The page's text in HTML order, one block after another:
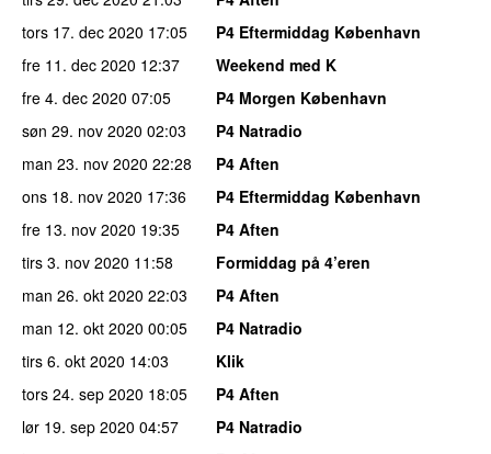
tors 17. dec 2020 17:05
P4 Eftermiddag København
fre 11. dec 2020 12:37
Weekend med K
fre 4. dec 2020 07:05
P4 Morgen København
søn 29. nov 2020 02:03
P4 Natradio
man 23. nov 2020 22:28
P4 Aften
ons 18. nov 2020 17:36
P4 Eftermiddag København
fre 13. nov 2020 19:35
P4 Aften
tirs 3. nov 2020 11:58
Formiddag på 4’eren
man 26. okt 2020 22:03
P4 Aften
man 12. okt 2020 00:05
P4 Natradio
tirs 6. okt 2020 14:03
Klik
tors 24. sep 2020 18:05
P4 Aften
lør 19. sep 2020 04:57
P4 Natradio